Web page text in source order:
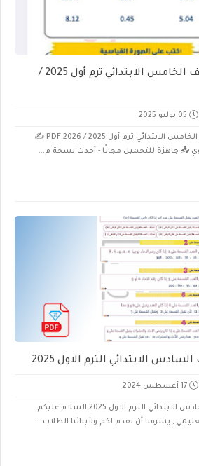
مذكرة الرياضيات الصف الخامس الابتدائي ترم أول 2025 /
05 يوليو 2025
🧮 مذكرة الرياضيات الصف الخامس الابتدائي ترم أول 2025 / 2026 PDF ✍️
📥 جاهزة للتحميل مجانًا - أحدث نسخة م...
الابتدائي الترم الاول 2025
17 أغسطس 2024
مذكرة رياضيات الصف السادس الابتدائي الترم الاول 2025 السلام عليكم
, يشرفنا أن نقدم لكم ولأبنائنا الطلاب ...